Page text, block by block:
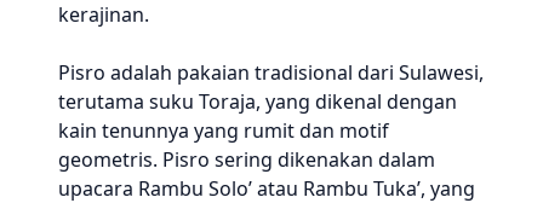
kerajinan.
Pisro adalah pakaian tradisional dari Sulawesi,
terutama suku Toraja, yang dikenal dengan
kain tenunnya yang rumit dan motif
geometris. Pisro sering dikenakan dalam
upacara Rambu Solo’ atau Rambu Tuka’, yang